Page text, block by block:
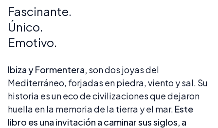
Fascinante.
Único.
Emotivo.
Ibiza y Formentera, son dos joyas del
Mediterráneo, forjadas en piedra, viento y sal. Su
historia es un eco de civilizaciones que dejaron
huella en la memoria de la tierra y el mar. Este
libro es una invitación a caminar sus siglos, a